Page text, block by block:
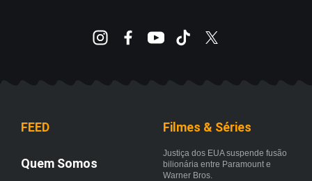
FEED
Quem Somos
Filmes & Séries
Justiça dos EUA suspende fusão
bilionária entre Paramount e
Warner Bros.